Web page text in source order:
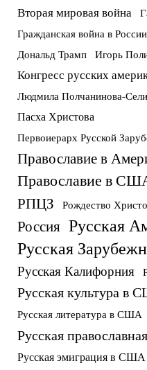
Вторая мировая война
Гражданская война в России
Дональд Трамп Игорь
Конгресс русских
Людмила Полчанинова-
Пасха Христова
Первоиерарх Русской
Православие в
Православие в
РПЦЗ Рождество
Россия Русская
Русская
Русская Калифорния
Русская культура в
Русская литература в США
Русская
Русская эмиграция в США